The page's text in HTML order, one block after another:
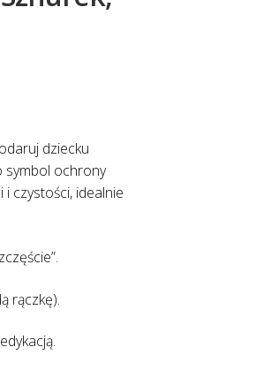
dziecku
symbol ochrony
i czystości, idealnie
rączkę).